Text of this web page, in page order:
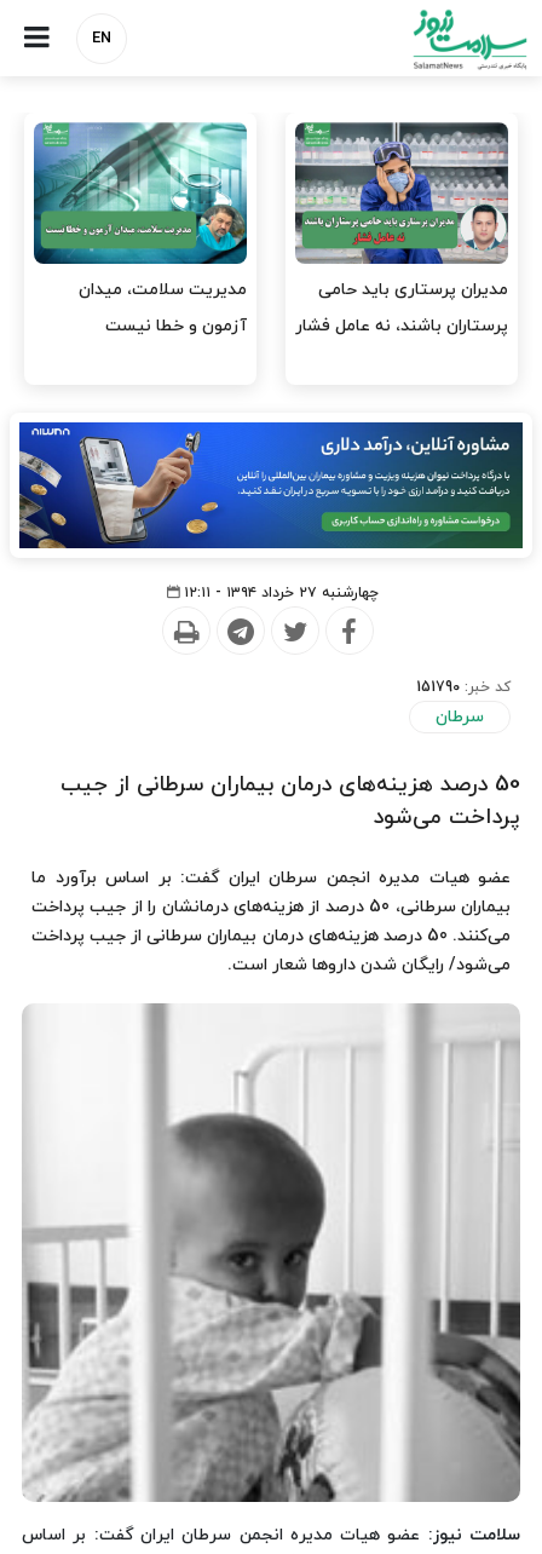
EN
وقت وزیر بهداشت باید صرف
افتتاح پروژه‌ها شود؟
واردات دارو و کالاهای اساسی
باید در اولویت تخصیص ارز
چهارشنبه ۲۷ خرداد ۱۳۹۴ - ۱۲:۱۱
کد خبر: 151790
سرطان
50 درصد هزینه‌های درمان بیماران سرطانی از جیب
پرداخت می‌شود
عضو هیات مدیره انجمن سرطان ایران گفت: بر اساس برآورد ما
بیماران سرطانی، 50 درصد از هزینه‌های درمانشان را از جیب پرداخت
می‌کنند. 50 درصد هزینه‌های درمان بیماران سرطانی از جیب پرداخت
می‌شود/ رایگان شدن داروها شعار است.
سلامت نیوز: عضو هیات مدیره انجمن سرطان ایران گفت: بر اساس